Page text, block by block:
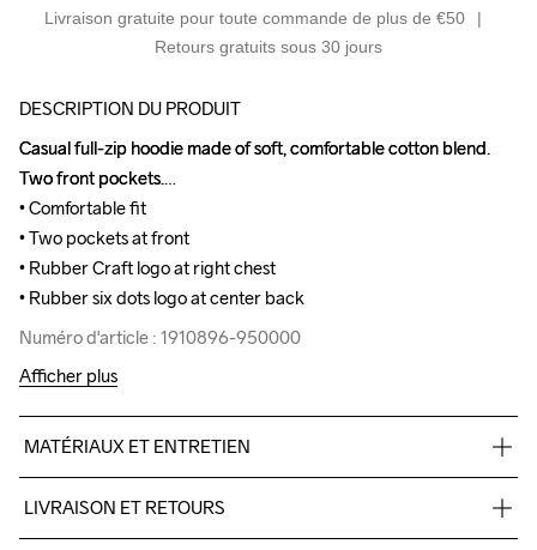
Livraison gratuite pour toute commande de plus de €50
Retours gratuits sous 30 jours
DESCRIPTION DU PRODUIT
Casual full-zip hoodie made of soft, comfortable cotton blend.
Two front pockets.
• Comfortable fit
• Two pockets at front
• Rubber Craft logo at right chest
• Rubber six dots logo at center back
Numéro d'article : 1910896-950000
Casual full-zip hoodie made of soft, comfortable cotton blend.
Two front pockets.
• Comfortable fit
• Two pockets at front
• Rubber Craft logo at right chest
• Rubber six dots logo at center back
Numéro d'article : 1910896-950000
Afficher plus
MATÉRIAUX ET ENTRETIEN
LIVRAISON ET RETOURS